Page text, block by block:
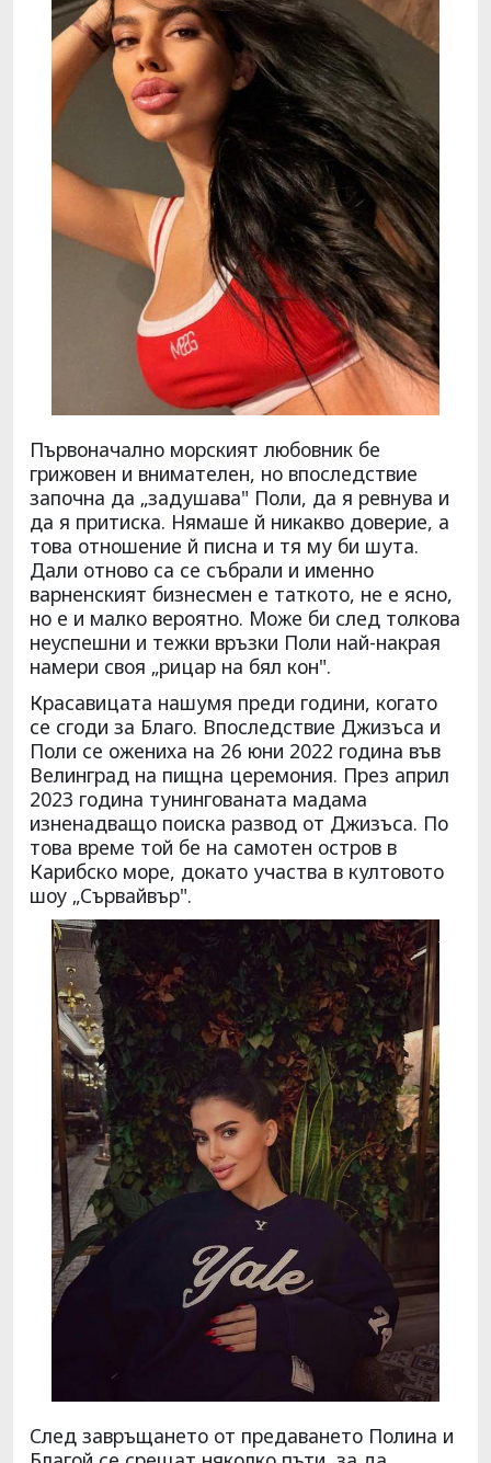
Първоначално морският любовник бе
грижовен и внимателен, но впоследствие
започна да „задушава" Поли, да я ревнува и
да я притиска. Нямаше й никакво доверие, а
това отношение й писна и тя му би шута.
Дали отново са се събрали и именно
варненският бизнесмен е таткото, не е ясно,
но е и малко вероятно. Може би след толкова
неуспешни и тежки връзки Поли най-накрая
намери своя „рицар на бял кон".
Красавицата нашумя преди години, когато
се сгоди за Благо. Впоследствие Джизъса и
Поли се ожениха на 26 юни 2022 година във
Велинград на пищна церемония. През април
2023 година тунингованата мадама
изненадващо поиска развод от Джизъса. По
това време той бе на самотен остров в
Карибско море, докато участва в култовото
шоу „Сървайвър".
След завръщането от предаването Полина и